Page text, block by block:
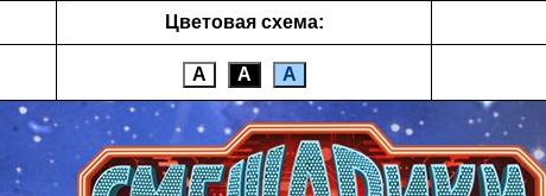
Цветовая схема:
А А А